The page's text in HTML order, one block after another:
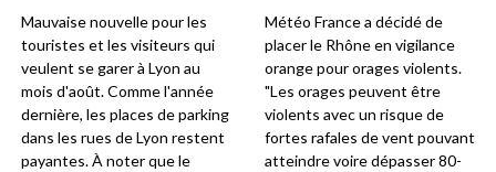
Mauvaise nouvelle pour les
touristes et les visiteurs qui
veulent se garer à Lyon au
mois d'août. Comme l'année
dernière, les places de parking
dans les rues de Lyon restent
payantes. À noter que le
Météo France a décidé de
placer le Rhône en vigilance
orange pour orages violents.
"Les orages peuvent être
violents avec un risque de
fortes rafales de vent pouvant
atteindre voire dépasser 80-